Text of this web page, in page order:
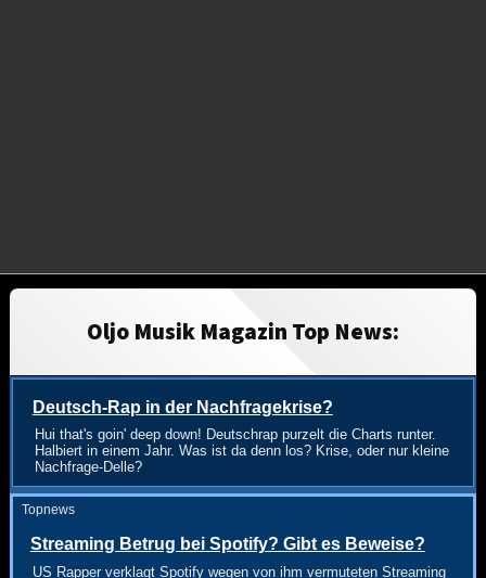
Oljo Musik Magazin Top News:
Deutsch-Rap in der Nachfragekrise?
Hui that's goin' deep down! Deutschrap purzelt die Charts runter.
Halbiert in einem Jahr. Was ist da denn los? Krise, oder nur kleine
Nachfrage-Delle?
Topnews
Streaming Betrug bei Spotify? Gibt es Beweise?
US Rapper verklagt Spotify wegen von ihm vermuteten Streaming